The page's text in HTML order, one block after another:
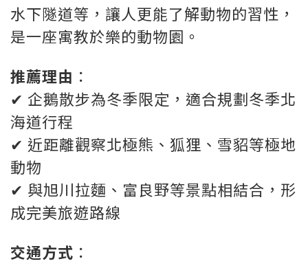
水下隧道等，讓人更能了解動物的習性，
是一座寓教於樂的動物園。
推薦理由 ：
✔ 企鵝散步為冬季限定，適合規劃冬季北
海道行程
✔ 近距離觀察北極熊、狐狸、雪貂等極地
動物
✔ 與旭川拉麵、富良野等景點相結合，形
成完美旅遊路線
交通方式 ：